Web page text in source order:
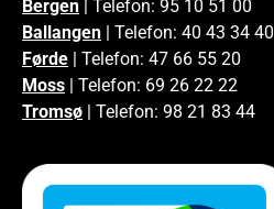
Bergen | Telefon: 95 10 51 00
Ballangen | Telefon: 40 43 34 40
Førde | Telefon: 47 66 55 20
Moss | Telefon: 69 26 22 22
Tromsø | Telefon: 98 21 83 44